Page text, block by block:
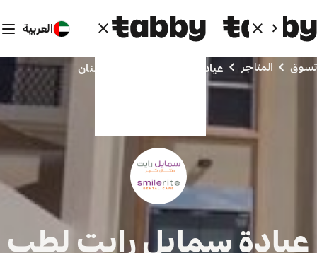
العربية
تسوق المتاجر عيادة سمايل رايت لطب الأسنان
عيادة سمايل رايت لطب